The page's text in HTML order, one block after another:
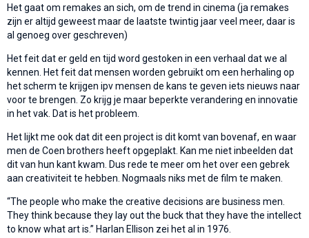
Het gaat om remakes an sich, om de trend in cinema (ja remakes
zijn er altijd geweest maar de laatste twintig jaar veel meer, daar is
al genoeg over geschreven)
Het feit dat er geld en tijd word gestoken in een verhaal dat we al
kennen. Het feit dat mensen worden gebruikt om een herhaling op
het scherm te krijgen ipv mensen de kans te geven iets nieuws naar
voor te brengen. Zo krijg je maar beperkte verandering en innovatie
in het vak. Dat is het probleem.
Het lijkt me ook dat dit een project is dit komt van bovenaf, en waar
men de Coen brothers heeft opgeplakt. Kan me niet inbeelden dat
dit van hun kant kwam. Dus rede te meer om het over een gebrek
aan creativiteit te hebben. Nogmaals niks met de film te maken.
“The people who make the creative decisions are business men.
They think because they lay out the buck that they have the intellect
to know what art is.” Harlan Ellison zei het al in 1976.